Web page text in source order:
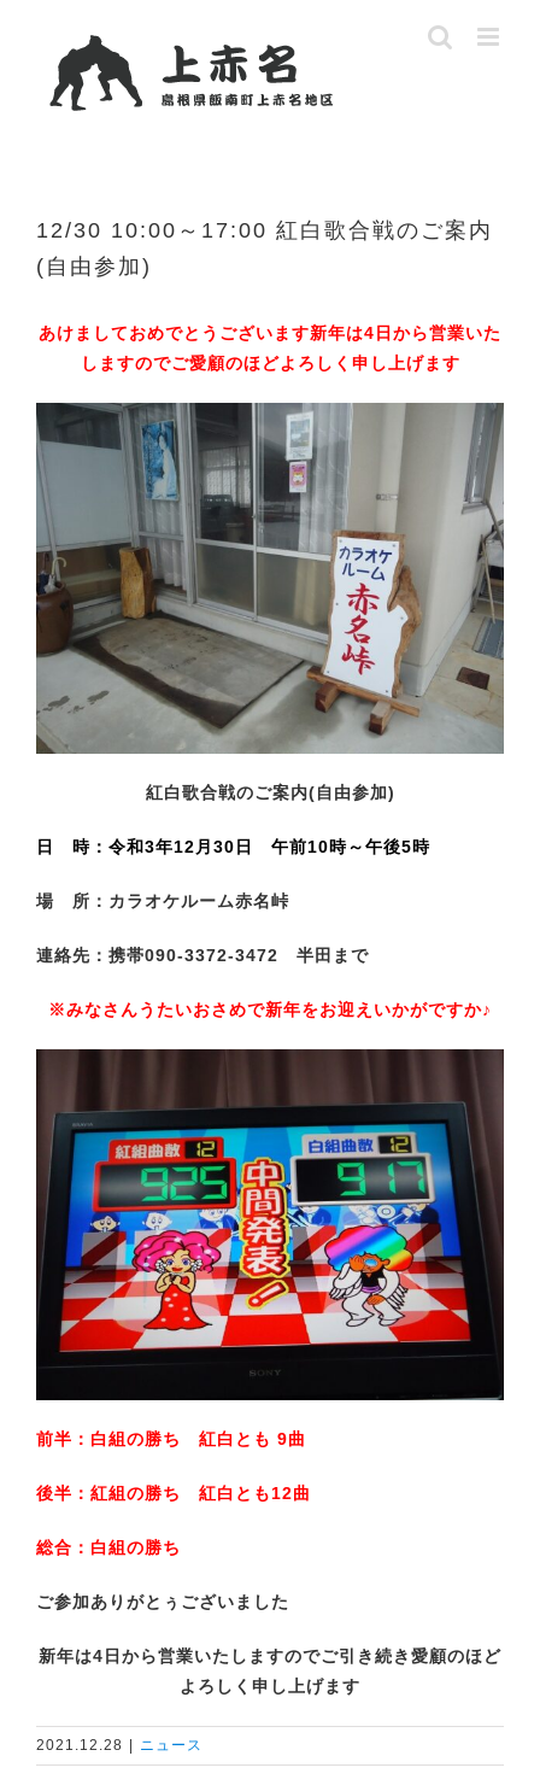
content
12/30 10:00～17:00 紅白歌合戦のご案内
(自由参加)
あけましておめでとうございます新年は4日から営業いた
しますのでご愛顧のほどよろしく申し上げます
紅白歌合戦のご案内(自由参加)
日 時：令和3年12月30日 午前10時～午後5時
場 所：カラオケルーム赤名峠
連絡先：携帯090-3372-3472 半田まで
※みなさんうたいおさめで新年をお迎えいかがですか♪
前半：白組の勝ち 紅白とも 9曲
後半：紅組の勝ち 紅白とも12曲
総合：白組の勝ち
ご参加ありがとぅございました
新年は4日から営業いたしますのでご引き続き愛顧のほど
よろしく申し上げます
2021.12.28 ニュース